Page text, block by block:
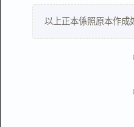
以上正本係照原本作成